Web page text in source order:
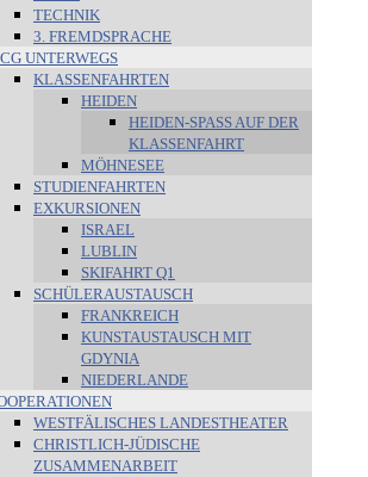
TECHNIK
3. FREMDSPRACHE
UNTERWEGS
KLASSENFAHRTEN
HEIDEN
HEIDEN-SPASS AUF DER K
LASSENFAHRT
MÖHNESEE
STUDIENFAHRTEN
EXKURSIONEN
ISRAEL
LUBLIN
SKIFAHRT Q1
SCHÜLERAUSTAUSCH
FRANKREICH
KUNSTAUSTAUSCH MIT
GDYNIA
NIEDERLANDE
WESTFÄLISCHES LANDESTHEATER
CHRISTLICH-JÜDISCHE
ZUSAMMENARBEIT